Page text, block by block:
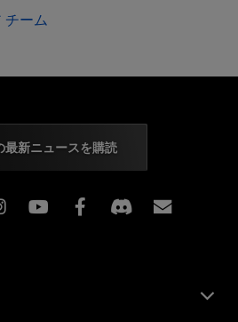
チーム
最新ニュースを購読
Instagram Facebook